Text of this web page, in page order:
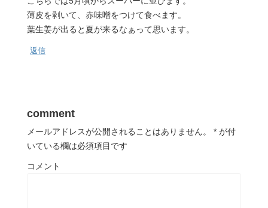
薄皮を剥いて、赤味噌をつけて食べます。
葉生姜が出ると夏が来るなぁって思います。
返信
comment
メールアドレスが公開されることはありません。 * が付
いている欄は必須項目です
コメント